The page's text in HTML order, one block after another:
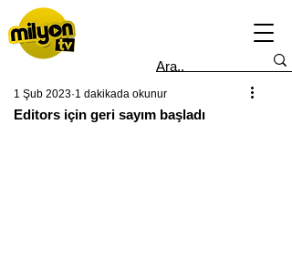
Editors için geri sayım başladı
1 Şub 2023 1 dakikada okunur